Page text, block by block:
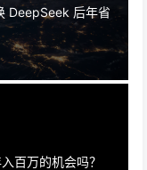
DeepSeek 后年省
百万的机会吗？